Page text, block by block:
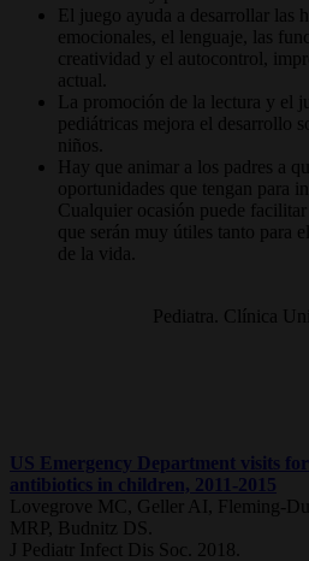
El juego ayuda a desarrollar las
emocionales, el lenguaje, las
creatividad y el autocontrol,
actual.
La promoción de la lectura y el
pediátricas mejora el desarrollo
niños.
Hay que animar a los padres a
oportunidades que tengan para
Cualquier ocasión puede
que serán muy útiles tanto para
de la vida.
Pediatra. Clínica
US Emergency Department visits
antibiotics in children, 2011-2015
Lovegrove MC, Geller AI, Fleming-
MRP, Budnitz DS.
J Pediatr Infect Dis Soc. 2018.